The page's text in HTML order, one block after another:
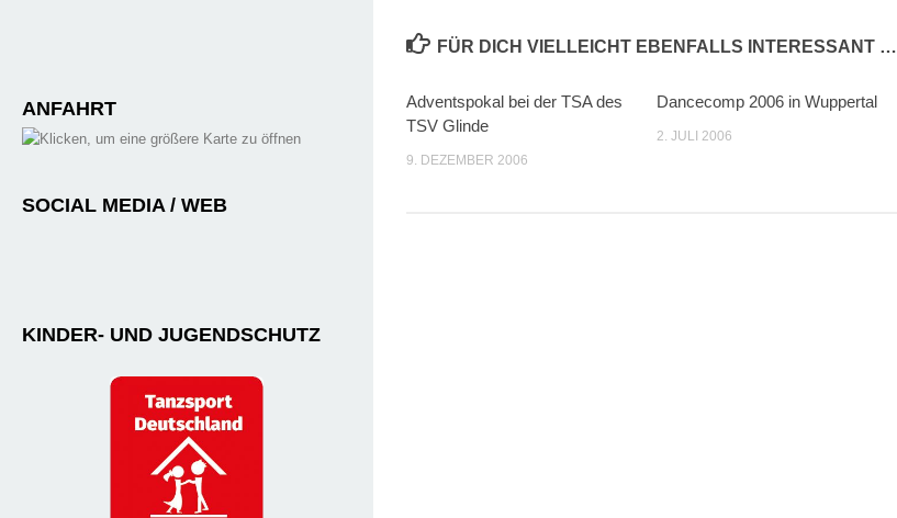
FÜR DICH VIELLEICHT EBENFALLS INTERESSANT …
Adventspokal bei der TSA des
TSV Glinde
9. DEZEMBER 2006
Dancecomp 2006 in Wuppertal
2. JULI 2006
ANFAHRT
SOCIAL MEDIA / WEB
KINDER- UND JUGENDSCHUTZ